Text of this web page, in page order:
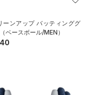
ーンアップ バッティンググ
ベースボール/MEN）